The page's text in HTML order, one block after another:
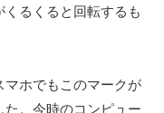
るくると回転するも
ホでもこのマークが
。今時のコンピュー